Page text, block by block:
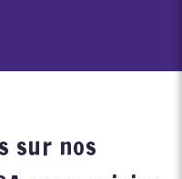
sur nos